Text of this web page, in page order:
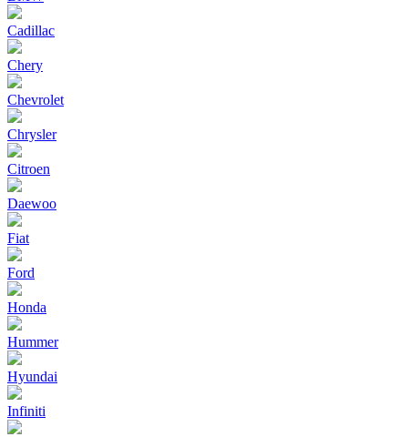
Cadillac
Chery
Chevrolet
Chrysler
Citroen
Daewoo
Fiat
Ford
Honda
Hummer
Hyundai
Infiniti